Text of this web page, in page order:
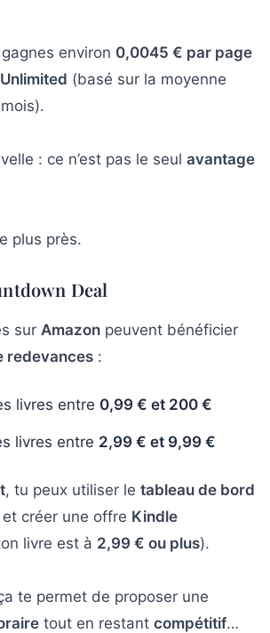
environ 0,0045 € par page
(basé sur la moyenne
: ce n’est pas le seul avantage
plus près.
Deal
sur Amazon peuvent bénéficier
redevances :
livres entre 0,99 € et 200 €
livres entre 2,99 € et 9,99 €
, tu peux utiliser le tableau de bord
et créer une offre Kindle
livre est à 2,99 € ou plus).
te permet de proposer une
tout en restant compétitif…